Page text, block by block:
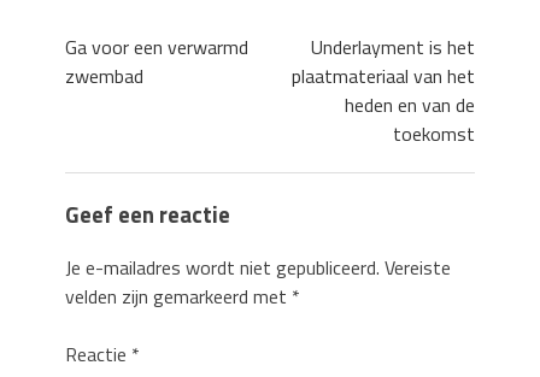
Ga voor een verwarmd
zwembad
Underlayment is het
plaatmateriaal van het
heden en van de
toekomst
Geef een reactie
Je e-mailadres wordt niet gepubliceerd. Vereiste
velden zijn gemarkeerd met *
Reactie *